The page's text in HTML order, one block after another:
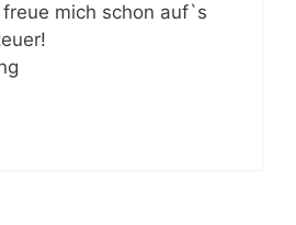
mich schon auf`s